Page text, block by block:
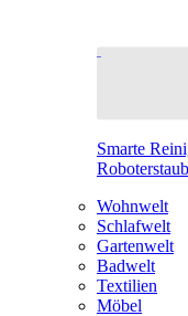
Smarte
Wohnwelt
Schlafwelt
Gartenwelt
Badwelt
Textilien
Möbel